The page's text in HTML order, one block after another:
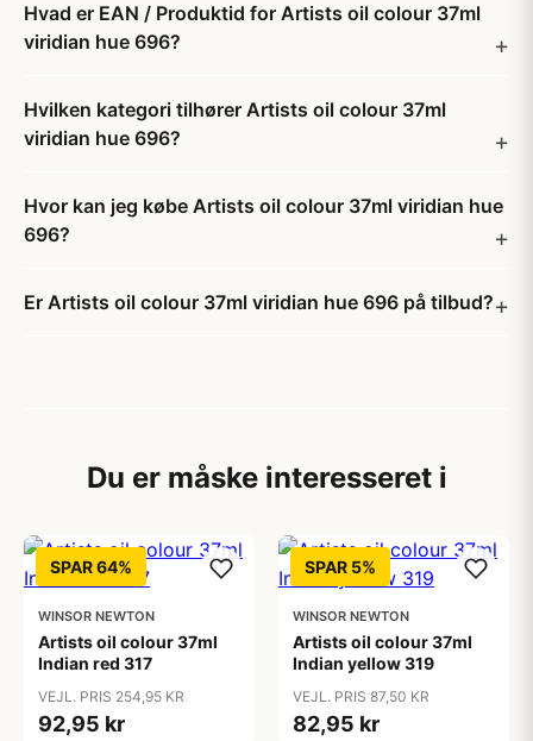
Hvad er EAN / Produktid for Artists oil colour 37ml
viridian hue 696?
Hvilken kategori tilhører Artists oil colour 37ml
viridian hue 696?
Hvor kan jeg købe Artists oil colour 37ml viridian hue
696?
Er Artists oil colour 37ml viridian hue 696 på tilbud?
Du er måske interesseret i
SPAR 64%
WINSOR NEWTON
Artists oil colour 37ml
Indian red 317
VEJL. PRIS 254,95 KR
92,95 kr
SPAR 5%
WINSOR NEWTON
Artists oil colour 37ml
Indian yellow 319
VEJL. PRIS 87,50 KR
82,95 kr